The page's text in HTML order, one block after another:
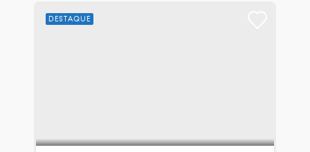
DESTAQUE